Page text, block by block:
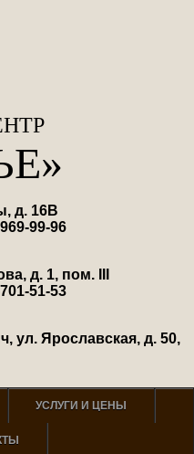
д. 16В
99-96
д. 1, пом. III
51-53
ул. Ярославская, д. 50,
УСЛУГИ И ЦЕНЫ